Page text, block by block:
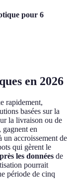
pour 6
en 2026
rapidement,
basées sur la
la livraison ou de
en
un accroissement de
qui gèrent le
les données de
pourrait
période de cinq